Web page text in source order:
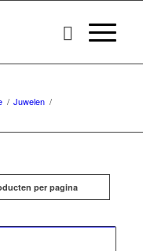
/ Juwelen /
per pagina